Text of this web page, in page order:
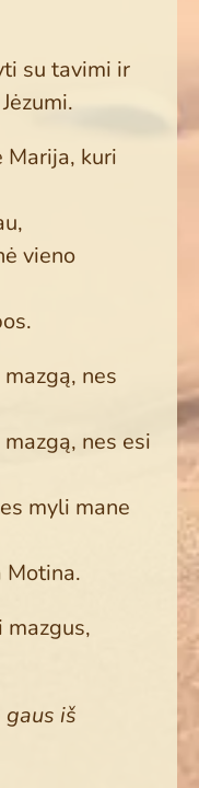
su tavimi ir
Marija, kuri
vieno
nes
nes esi
myli mane
Motina.
gaus iš